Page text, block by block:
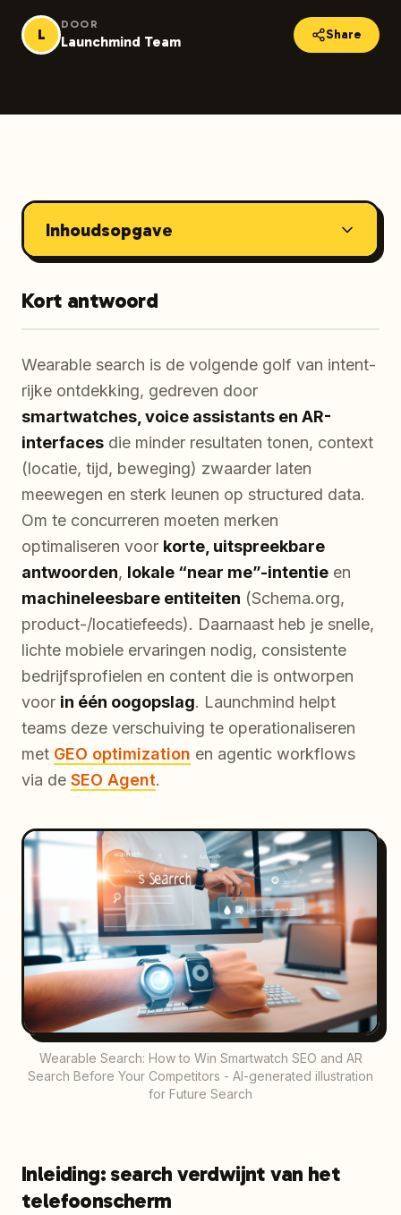
L
DOOR
Launchmind Team Share
Inhoudsopgave
Kort antwoord
Wearable search is de volgende golf van intent-
rijke ontdekking, gedreven door
smartwatches, voice assistants en AR-
interfaces die minder resultaten tonen, context
(locatie, tijd, beweging) zwaarder laten
meewegen en sterk leunen op structured data.
Om te concurreren moeten merken
optimaliseren voor korte, uitspreekbare
antwoorden, lokale “near me”-intentie en
machineleesbare entiteiten (Schema.org,
product-/locatiefeeds). Daarnaast heb je snelle,
lichte mobiele ervaringen nodig, consistente
bedrijfsprofielen en content die is ontworpen
voor in één oogopslag. Launchmind helpt
teams deze verschuiving te operationaliseren
met GEO optimization en agentic workflows
via de SEO Agent.
Wearable Search: How to Win Smartwatch SEO and AR
Search Before Your Competitors - AI-generated illustration
for Future Search
Inleiding: search verdwijnt van het
telefoonscherm